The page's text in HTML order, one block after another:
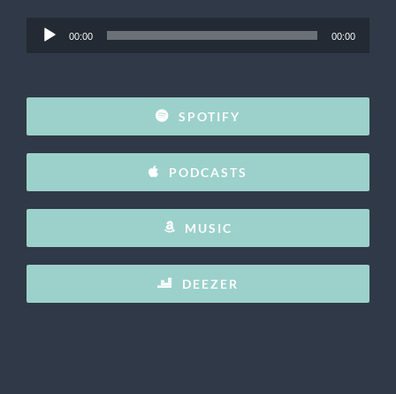
Audio-
00:00 00:00
SPOTIFY
PODCASTS
MUSIC
DEEZER